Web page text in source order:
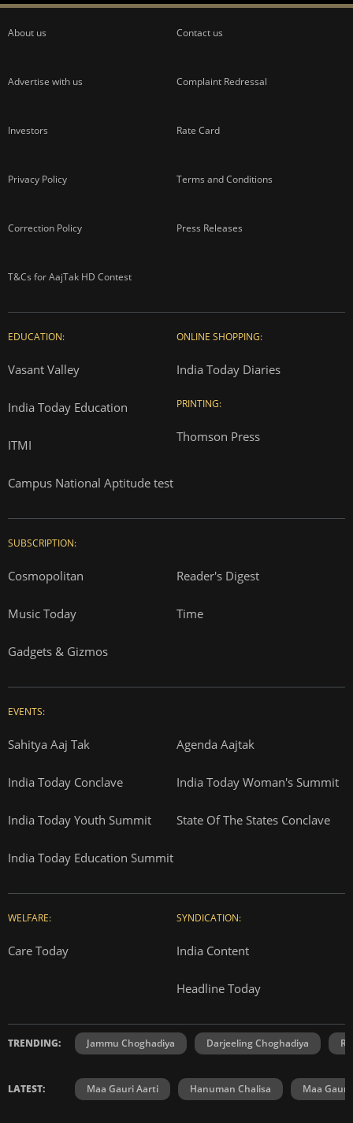
About us Contact us
Advertise with us Complaint Redressal
Investors Rate Card
Privacy Policy Terms and Conditions
Correction Policy Press Releases
T&Cs for AajTak HD Contest
EDUCATION:
Vasant Valley
India Today Education
ITMI
Campus National Aptitude test
ONLINE SHOPPING:
India Today Diaries
PRINTING:
Thomson Press
SUBSCRIPTION:
Cosmopolitan Reader's Digest
Music Today Time
Gadgets & Gizmos
EVENTS:
Sahitya Aaj Tak Agenda Aajtak
India Today Conclave India Today Woman's Summit
India Today Youth Summit State Of The States Conclave
India Today Education Summit
WELFARE:
Care Today
SYNDICATION:
India Content
Headline Today
TRENDING: Jammu Choghadiya Darjeeling Choghadiya
LATEST: Maa Gauri Aarti Hanuman Chalisa Maa Gauri